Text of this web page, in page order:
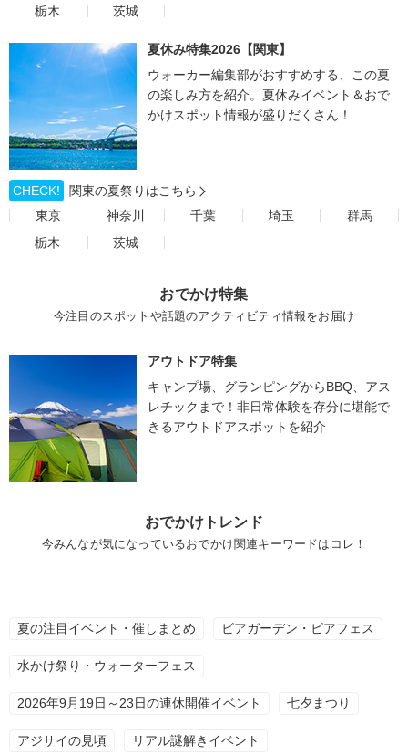
栃木
茨城
夏休み特集2026【関東】
ウォーカー編集部がおすすめする、この夏
の楽しみ方を紹介。夏休みイベント＆おで
かけスポット情報が盛りだくさん！
CHECK!
関東の夏祭りはこちら
東京
神奈川 千葉 埼玉
群馬
栃木
茨城
おでかけ特集
今注目のスポットや話題のアクティビティ情報をお届け
アウトドア特集
キャンプ場、グランピングからBBQ、アス
レチックまで！非日常体験を存分に堪能で
きるアウトドアスポットを紹介
おでかけトレンド
今みんなが気になっているおでかけ関連キーワードはコレ！
夏の注目イベント・催しまとめ ビアガーデン・ビアフェス
水かけ祭り・ウォーターフェス
2026年9月19日～23日の連休開催イベント 七夕まつり
アジサイの見頃 リアル謎解きイベント